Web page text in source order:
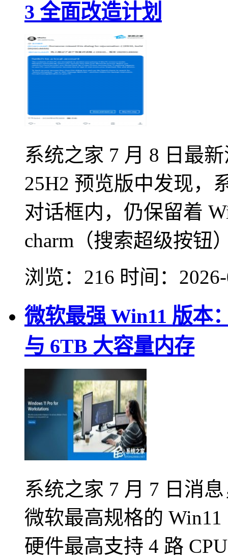
3 全面改造计划
系统之家 7 月 8 日最
25H2 预览版中发现，
对话框内，仍保留着
charm（搜索超级按钮
浏览：216 时间：
微软最强 Win11 版本
与 6TB 大容量内存
系统之家 7 月 7 日消
微软最高规格的
硬件最高支持 4 路